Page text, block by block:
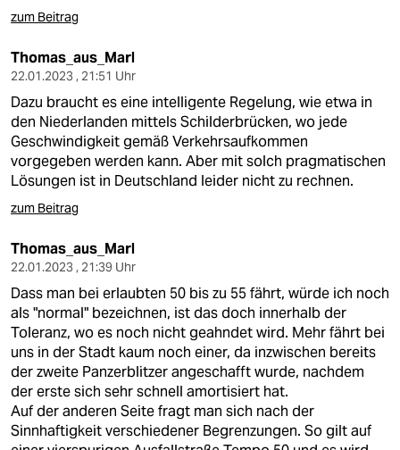
zum Beitrag
Thomas_aus_Marl
22.01.2023 , 21:51 Uhr
Dazu braucht es eine intelligente Regelung, wie etwa in
den Niederlanden mittels Schilderbrücken, wo jede
Geschwindigkeit gemäß Verkehrsaufkommen
vorgegeben werden kann. Aber mit solch pragmatischen
Lösungen ist in Deutschland leider nicht zu rechnen.
zum Beitrag
Thomas_aus_Marl
22.01.2023 , 21:39 Uhr
Dass man bei erlaubten 50 bis zu 55 fährt, würde ich noch
als "normal" bezeichnen, ist das doch innerhalb der
Toleranz, wo es noch nicht geahndet wird. Mehr fährt bei
uns in der Stadt kaum noch einer, da inzwischen bereits
der zweite Panzerblitzer angeschafft wurde, nachdem
der erste sich sehr schnell amortisiert hat.
Auf der anderen Seite fragt man sich nach der
Sinnhaftigkeit verschiedener Begrenzungen. So gilt auf